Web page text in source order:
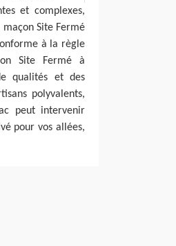
et complexes,
Site Fermé
à la règle
Site Fermé à
qualités et des
polyvalents,
peut intervenir
pour vos allées,